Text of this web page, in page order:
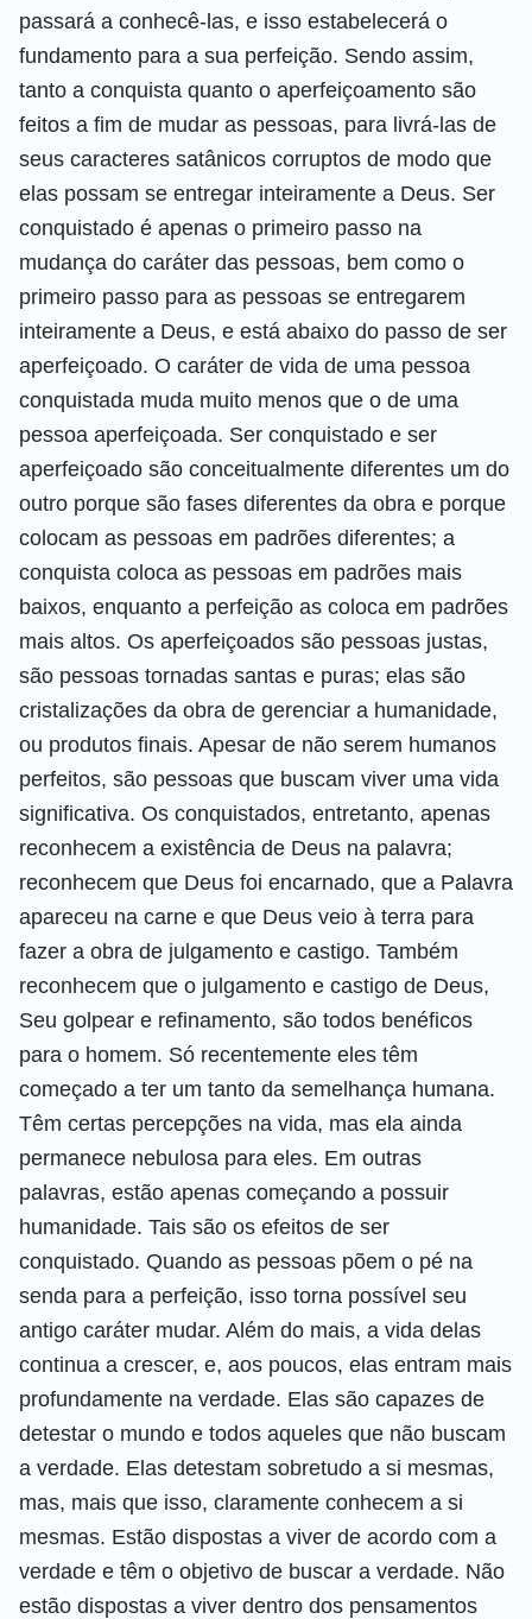
passará a conhecê-las, e isso estabelecerá o
fundamento para a sua perfeição. Sendo assim,
tanto a conquista quanto o aperfeiçoamento são
feitos a fim de mudar as pessoas, para livrá-las de
seus caracteres satânicos corruptos de modo que
elas possam se entregar inteiramente a Deus. Ser
conquistado é apenas o primeiro passo na
mudança do caráter das pessoas, bem como o
primeiro passo para as pessoas se entregarem
inteiramente a Deus, e está abaixo do passo de ser
aperfeiçoado. O caráter de vida de uma pessoa
conquistada muda muito menos que o de uma
pessoa aperfeiçoada. Ser conquistado e ser
aperfeiçoado são conceitualmente diferentes um do
outro porque são fases diferentes da obra e porque
colocam as pessoas em padrões diferentes; a
conquista coloca as pessoas em padrões mais
baixos, enquanto a perfeição as coloca em padrões
mais altos. Os aperfeiçoados são pessoas justas,
são pessoas tornadas santas e puras; elas são
cristalizações da obra de gerenciar a humanidade,
ou produtos finais. Apesar de não serem humanos
perfeitos, são pessoas que buscam viver uma vida
significativa. Os conquistados, entretanto, apenas
reconhecem a existência de Deus na palavra;
reconhecem que Deus foi encarnado, que a Palavra
apareceu na carne e que Deus veio à terra para
fazer a obra de julgamento e castigo. Também
reconhecem que o julgamento e castigo de Deus,
Seu golpear e refinamento, são todos benéficos
para o homem. Só recentemente eles têm
começado a ter um tanto da semelhança humana.
Têm certas percepções na vida, mas ela ainda
permanece nebulosa para eles. Em outras
palavras, estão apenas começando a possuir
humanidade. Tais são os efeitos de ser
conquistado. Quando as pessoas põem o pé na
senda para a perfeição, isso torna possível seu
antigo caráter mudar. Além do mais, a vida delas
continua a crescer, e, aos poucos, elas entram mais
profundamente na verdade. Elas são capazes de
detestar o mundo e todos aqueles que não buscam
a verdade. Elas detestam sobretudo a si mesmas,
mas, mais que isso, claramente conhecem a si
mesmas. Estão dispostas a viver de acordo com a
verdade e têm o objetivo de buscar a verdade. Não
estão dispostas a viver dentro dos pensamentos